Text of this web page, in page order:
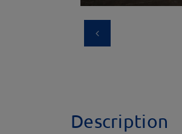
Description